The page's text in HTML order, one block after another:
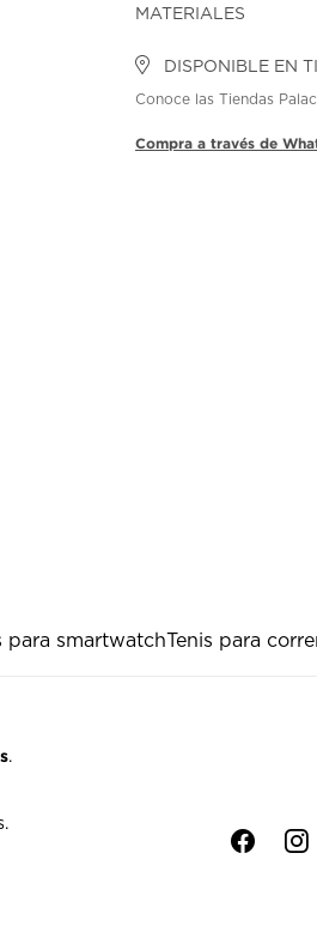
MATERIALES
DISPONIBLE EN
Conoce las Tiendas
Compra a través de
para smartwatchTenis para
.
f i